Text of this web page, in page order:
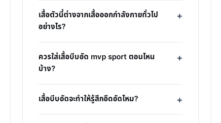
เสื้อตัวนี้ต่างจากเสื้อออกกำลังกายทั่วไป
อย่างไร?
ควรใส่เสื้อบีบอัด mvp sport ตอนไหน
บ้าง?
เสื้อบีบอัดจะทำให้รู้สึกอึดอัดไหม?